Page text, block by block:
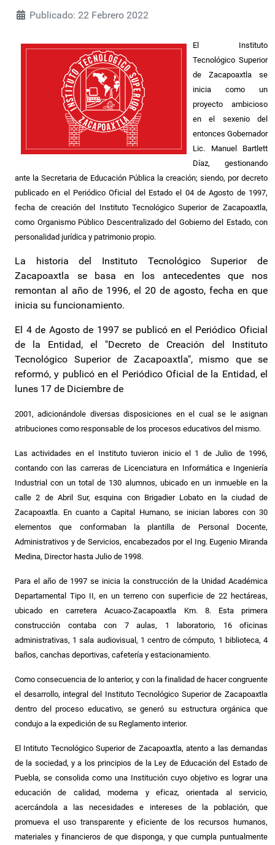
Detalles
Publicado: 22 Febrero 2022
El Instituto
Tecnológico Superior
de Zacapoaxtla se
inicia como un
proyecto ambicioso
en el sexenio del
entonces Gobernador
Lic. Manuel Bartlett
Díaz, gestionando
ante la Secretaria de Educación Pública la creación; siendo, por decreto
publicado en el Periódico Oficial del Estado el 04 de Agosto de 1997,
fecha de creación del Instituto Tecnológico Superior de Zacapoaxtla,
como Organismo Público Descentralizado del Gobierno del Estado, con
personalidad jurídica y patrimonio propio.
La historia del Instituto Tecnológico Superior de
Zacapoaxtla se basa en los antecedentes que nos
remontan al año de 1996, el 20 de agosto, fecha en que
inicia su funcionamiento.
El 4 de Agosto de 1997 se publicó en el Periódico Oficial
de la Entidad, el "Decreto de Creación del Instituto
Tecnológico Superior de Zacapoaxtla", mismo que se
reformó, y publicó en el Periódico Oficial de la Entidad, el
lunes 17 de Diciembre de
2001, adicionándole diversas disposiciones en el cual se le asignan
atribuciones como responsable de los procesos educativos del mismo.
Las actividades en el Instituto tuvieron inicio el 1 de Julio de 1996,
contando con las carreras de Licenciatura en Informática e Ingeniería
Industrial con un total de 130 alumnos, ubicado en un inmueble en la
calle 2 de Abril Sur, esquina con Brigadier Lobato en la ciudad de
Zacapoaxtla. En cuanto a Capital Humano, se inician labores con 30
elementos que conformaban la plantilla de Personal Docente,
Administrativos y de Servicios, encabezados por el Ing. Eugenio Miranda
Medina, Director hasta Julio de 1998.
Para el año de 1997 se inicia la construcción de la Unidad Académica
Departamental Tipo II, en un terreno con superficie de 22 hectáreas,
ubicado en carretera Acuaco-Zacapoaxtla Km. 8. Esta primera
construcción contaba con 7 aulas, 1 laboratorio, 16 oficinas
administrativas, 1 sala audiovisual, 1 centro de cómputo, 1 biblioteca, 4
baños, canchas deportivas, cafetería y estacionamiento.
Como consecuencia de lo anterior, y con la finalidad de hacer congruente
el desarrollo, integral del Instituto Tecnológico Superior de Zacapoaxtla
dentro del proceso educativo, se generó su estructura orgánica que
condujo a la expedición de su Reglamento interior.
El Intituto Tecnológico Superior de Zacapoaxtla, atento a las demandas
de la sociedad, y a los principios de la Ley de Educación del Estado de
Puebla, se consolida como una Institución cuyo objetivo es lograr una
educación de calidad, moderna y eficaz, orientada al servicio,
acercándola a las necesidades e intereses de la población, que
promueva el uso transparente y eficiente de los recursos humanos,
materiales y financieros de que disponga, y que cumpla puntualmente